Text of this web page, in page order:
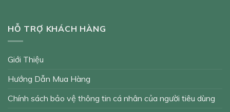
HỖ TRỢ KHÁCH HÀNG
Giới Thiệu
Hướng Dẫn Mua Hàng
Chính sách bảo vệ thông tin cá nhân của người tiêu dùng